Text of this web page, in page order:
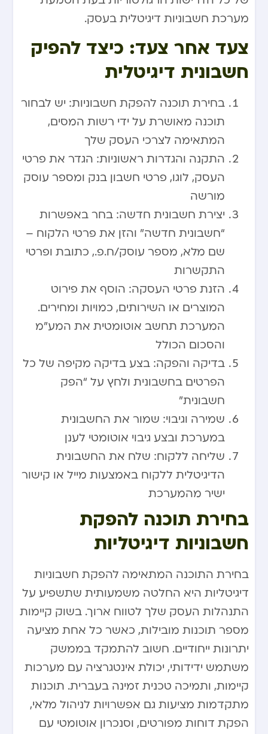
מערכת חשבוניות דיגיטלית בעסק.
צעד אחר צעד: כיצד להפיק
חשבונית דיגיטלית
בחירת תוכנה להפקת חשבוניות: יש לבחור
תוכנה מאושרת על ידי רשות המסים,
המתאימה לצרכי העסק שלך
התקנה והגדרות ראשוניות: הגדר את פרטי
העסק, לוגו, פרטי חשבון בנק ומספר עוסק
מורשה
יצירת חשבונית חדשה: בחר באפשרות
“חשבונית חדשה” והזן את פרטי הלקוח –
שם מלא, מספר עוסק/ח.פ., כתובת ופרטי
התקשרות
הזנת פרטי העסקה: הוסף את פירוט
המוצרים או השירותים, כמויות ומחירים.
המערכת תחשב אוטומטית את המע”מ
והסכום הכולל
בדיקה והפקה: בצע בדיקה מקיפה של כל
הפרטים בחשבונית ולחץ על “הפק
חשבונית”
שמירה וגיבוי: שמור את החשבונית
במערכת ובצע גיבוי אוטומטי לענן
שליחה ללקוח: שלח את החשבונית
הדיגיטלית ללקוח באמצעות מייל או קישור
ישיר מהמערכת
בחירת תוכנה להפקת
חשבוניות דיגיטליות
בחירת התוכנה המתאימה להפקת חשבוניות
דיגיטליות היא החלטה משמעותית שתשפיע על
התנהלות העסק שלך לטווח ארוך. בשוק קיימות
מספר תוכנות מובילות, כאשר כל אחת מציעה
יתרונות ייחודיים. חשוב להתמקד בממשק
משתמש ידידותי, יכולת אינטגרציה עם מערכות
קיימות, ותמיכה טכנית זמינה בעברית. תוכנות
מתקדמות מציעות גם אפשרויות לניהול מלאי,
הפקת דוחות מפורטים, וסנכרון אוטומטי עם